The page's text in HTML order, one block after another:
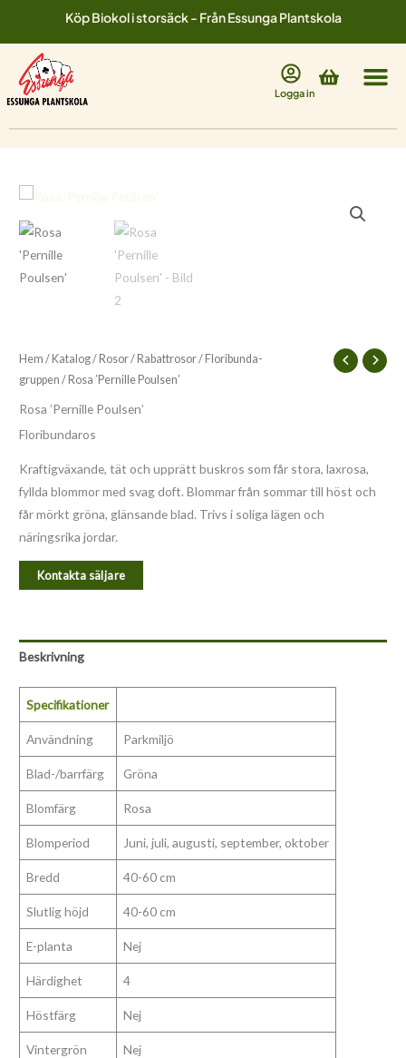
innehåll
Köp Biokol i storsäck - Från Essunga Plantskola
Logga in
Varukorg
Hem / Katalog/ Rosor/ Rabattrosor/ Floribunda-
gruppen / Rosa ’Pernille Poulsen’
Rosa ’Pernille Poulsen’
Floribundaros
Kraftigväxande, tät och upprätt buskros som får stora, laxrosa,
fyllda blommor med svag doft. Blommar från sommar till höst och
får mörkt gröna, glänsande blad. Trivs i soliga lägen och
näringsrika jordar.
Kontakta säljare
Beskrivning
Specifikationer
Användning Parkmiljö
Blad-/barrfärg Gröna
Blomfärg Rosa
Blomperiod Juni, juli, augusti, september, oktober
Bredd 40-60 cm
Slutlig höjd 40-60 cm
E-planta Nej
Härdighet 4
Höstfärg Nej
Vintergrön Nej